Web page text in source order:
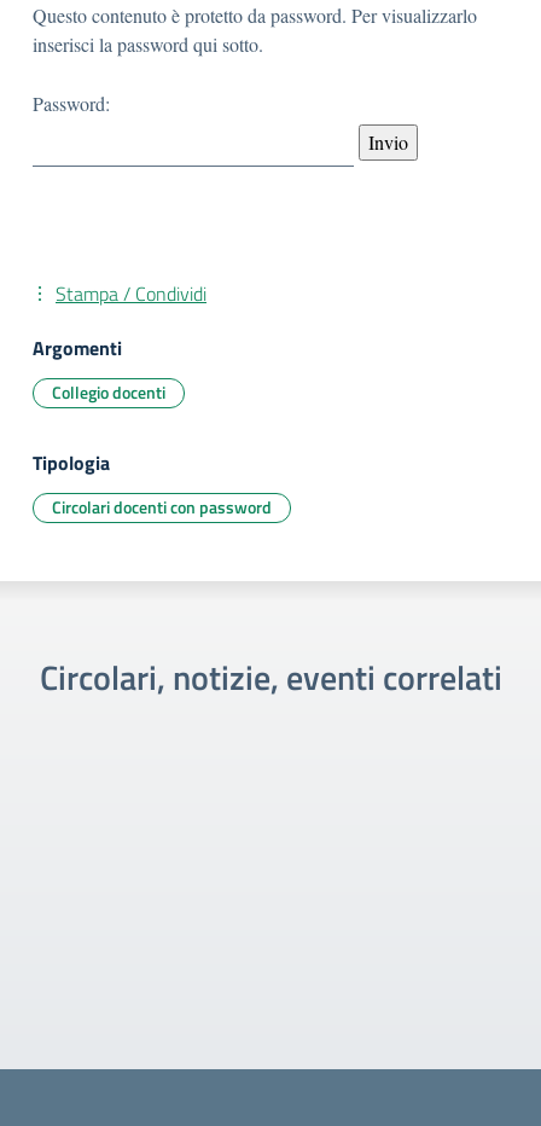
Questo contenuto è protetto da password. Per visualizzarlo
inserisci la password qui sotto.
Password:
Stampa / Condividi
Argomenti
Collegio docenti
Tipologia
Circolari docenti con password
Circolari, notizie, eventi correlati